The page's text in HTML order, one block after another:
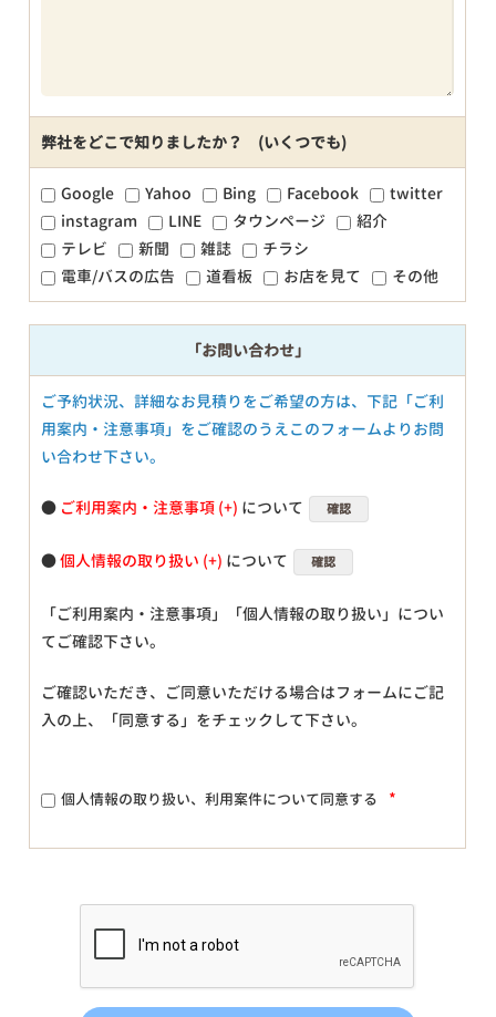
弊社をどこで知りましたか？ (いくつでも)
Google Yahoo Bing Facebook
twitter
instagram
LINE タウンページ
紹介
テレビ
新聞 雑誌
チラシ
電車/バスの広告
道看板 お店を見て その他
「お問い合わせ」
ご予約状況、詳細なお見積りをご希望の方は、下記「ご利
用案内・注意事項」をご確認のうえこのフォームよりお問
い合わせ下さい。
● ご利用案内・注意事項 について 確認
●個人情報の取り扱い について 確認
「ご利用案内・注意事項」「個人情報の取り扱い」につい
てご確認下さい。
ご確認いただき、ご同意いただける場合はフォームにご記
入の上、「同意する」をチェックして下さい。
個人情報の取り扱い、利用案件について同意する *